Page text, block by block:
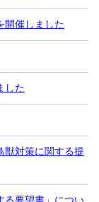
開催しました
した
獣対策に関する提